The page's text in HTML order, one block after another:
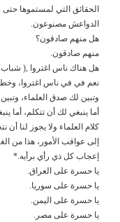
الحقائق التي لمستموها حتى
الدواعش مصنوعون.
هل منهم صادقون؟
منهم صادقون.
هل هناك ناس اغتروا ,( شباب
نعم في في ناس اغتروا،
وتبين لك صدق العلماء،
أما ينبغي لك أن تتكلم، أما
كلام العلماء ولا يجوز لنا
إلى عواقب الأمور، هذا من
إعجاب كل ذي رأي برأيه.*
يا حسرة على العراق.
يا حسرة على سوريا.
يا حسرة على اليمن.
يا حسرة على مصر.